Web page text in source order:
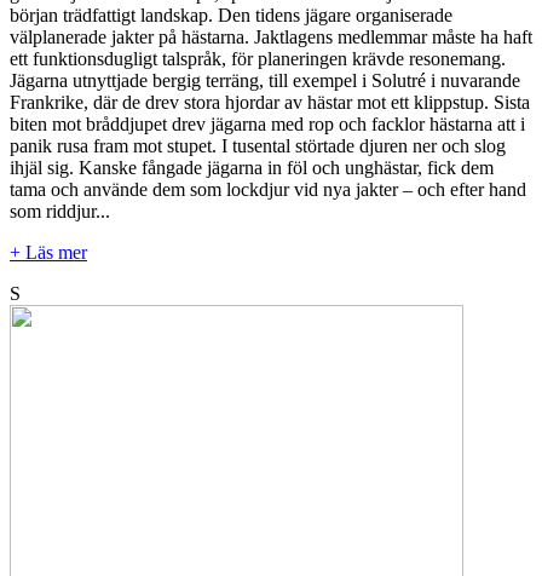
början trädfattigt landskap. Den tidens jägare organiserade
välplanerade jakter på hästarna. Jaktlagens medlemmar måste ha haft
ett funktionsdugligt talspråk, för planeringen krävde resonemang.
Jägarna utnyttjade bergig terräng, till exempel i Solutré i nuvarande
Frankrike, där de drev stora hjordar av hästar mot ett klippstup. Sista
biten mot bråddjupet drev jägarna med rop och facklor hästarna att i
panik rusa fram mot stupet. I tusental störtade djuren ner och slog
ihjäl sig. Kanske fångade jägarna in föl och unghästar, fick dem
tama och använde dem som lockdjur vid nya jakter – och efter hand
som riddjur...
+ Läs mer
S